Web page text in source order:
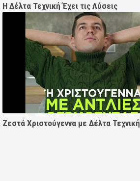
Η Δέλτα Τεχνική Έχει τις Λύσεις
Ζεστά Χριστούγεννα με Δέλτα Τεχνική